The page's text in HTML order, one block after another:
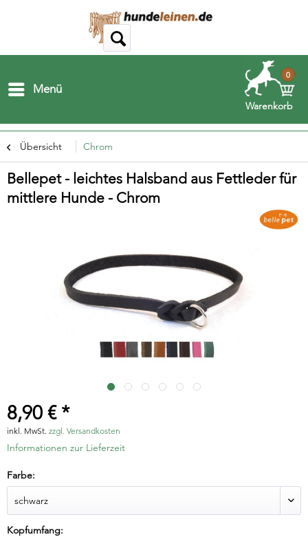
Menü
Warenkorb
0
Übersicht Chrom
Bellepet - leichtes Halsband aus Fettleder für
mittlere Hunde - Chrom
8,90 € *
inkl. MwSt. zzgl. Versandkosten
Informationen zur Lieferzeit
Farbe:
Kopfumfang: